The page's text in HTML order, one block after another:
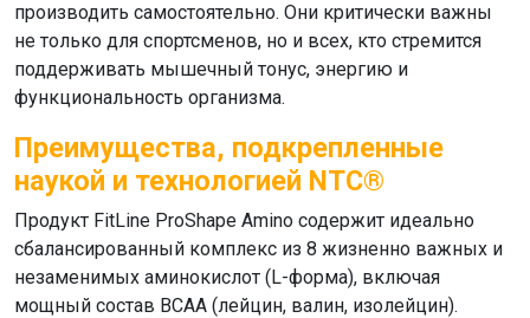
производить самостоятельно. Они критически важны
не только для спортсменов, но и всех, кто стремится
поддерживать мышечный тонус, энергию и
функциональность организма.
Преимущества, подкрепленные
наукой и технологией NTC®
Продукт FitLine ProShape Amino содержит идеально
сбалансированный комплекс из 8 жизненно важных и
незаменимых аминокислот (L-форма), включая
мощный состав BCAA (лейцин, валин, изолейцин).